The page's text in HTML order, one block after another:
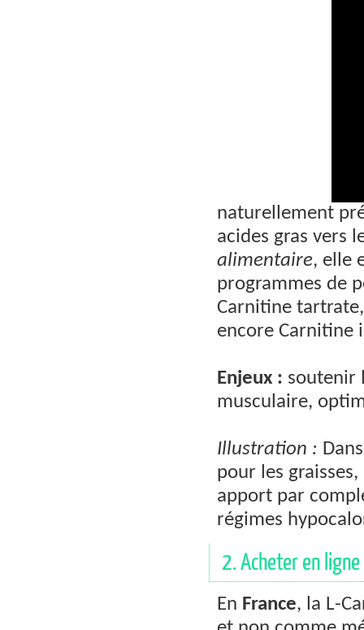
naturellement
acides gras vers
alimentaire, elle
programmes de
Carnitine
encore Carnitine
Enjeux : soutenir
musculaire,
Illustration :
pour les
apport par
régimes
2. Acheter en
En France, la L-